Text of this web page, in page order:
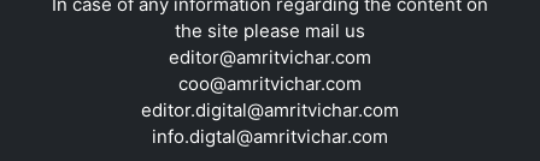
the site please mail us
editor@amritvichar.com
coo@amritvichar.com
editor.digital@amritvichar.com
info.digtal@amritvichar.com